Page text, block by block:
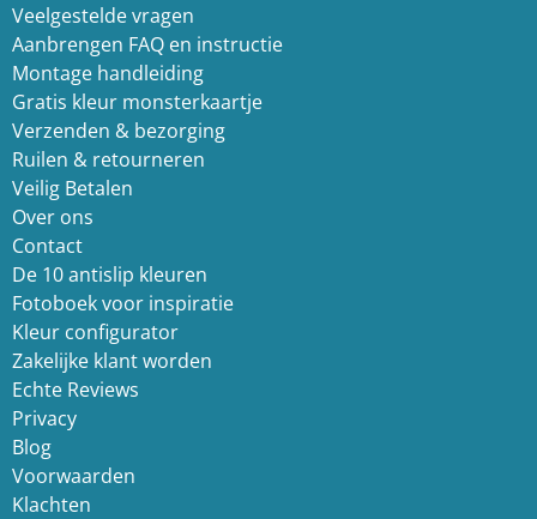
Veelgestelde vragen
Aanbrengen FAQ en instructie
Montage handleiding
Gratis kleur monsterkaartje
Verzenden & bezorging
Ruilen & retourneren
Veilig Betalen
Over ons
Contact
De 10 antislip kleuren
Fotoboek voor inspiratie
Kleur configurator
Zakelijke klant worden
Echte Reviews
Privacy
Blog
Voorwaarden
Klachten